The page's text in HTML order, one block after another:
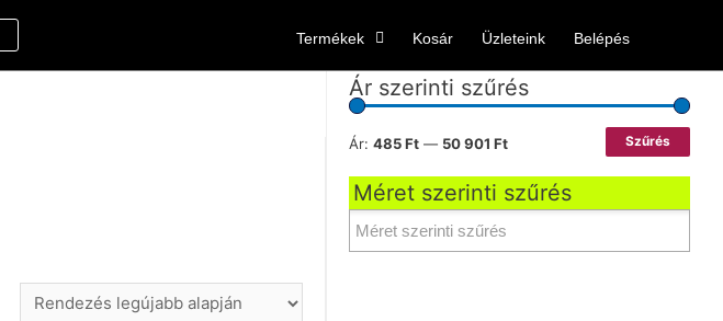
Termékek Kosár Üzleteink Belépés
Ár szerinti szűrés
Szűrés
Ár: 485 Ft — 50 901 Ft
Méret szerinti szűrés